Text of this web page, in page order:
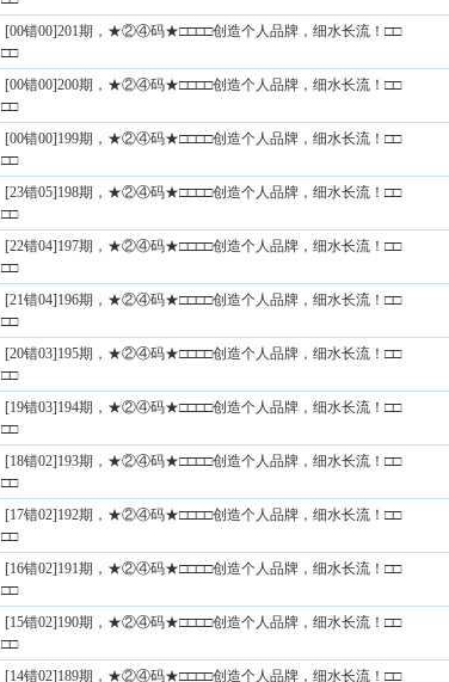
[00错00]201期，★②④码★□□□□创造个人品牌，细水长流！□□
□□
[00错00]200期，★②④码★□□□□创造个人品牌，细水长流！□□
□□
[00错00]199期，★②④码★□□□□创造个人品牌，细水长流！□□
□□
[23错05]198期，★②④码★□□□□创造个人品牌，细水长流！□□
□□
[22错04]197期，★②④码★□□□□创造个人品牌，细水长流！□□
□□
[21错04]196期，★②④码★□□□□创造个人品牌，细水长流！□□
□□
[20错03]195期，★②④码★□□□□创造个人品牌，细水长流！□□
□□
[19错03]194期，★②④码★□□□□创造个人品牌，细水长流！□□
□□
[18错02]193期，★②④码★□□□□创造个人品牌，细水长流！□□
□□
[17错02]192期，★②④码★□□□□创造个人品牌，细水长流！□□
□□
[16错02]191期，★②④码★□□□□创造个人品牌，细水长流！□□
□□
[15错02]190期，★②④码★□□□□创造个人品牌，细水长流！□□
□□
[14错02]189期，★②④码★□□□□创造个人品牌，细水长流！□□